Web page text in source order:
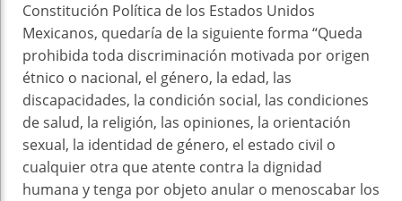
Constitución Política de los Estados Unidos
Mexicanos, quedaría de la siguiente forma “Queda
prohibida toda discriminación motivada por origen
étnico o nacional, el género, la edad, las
discapacidades, la condición social, las condiciones
de salud, la religión, las opiniones, la orientación
sexual, la identidad de género, el estado civil o
cualquier otra que atente contra la dignidad
humana y tenga por objeto anular o menoscabar los